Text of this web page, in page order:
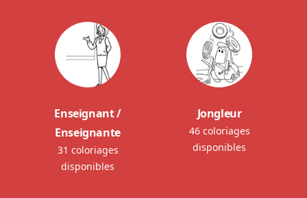
Enseignant /
Enseignante
31 coloriages
disponibles
Jongleur
46 coloriages
disponibles